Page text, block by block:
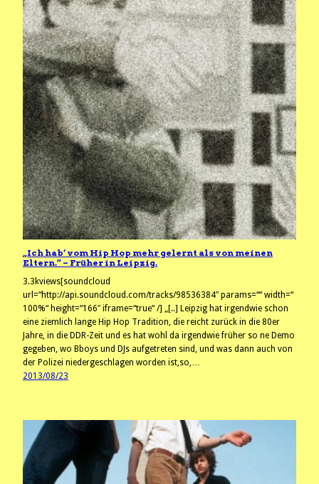
„Ich hab‘ vom Hip Hop mehr gelernt als von meinen
Eltern.“ – Früher in Leipzig.
3.3kviews[soundcloud
url=“http://api.soundcloud.com/tracks/98536384″ params=““ width=“
100%“ height=“166″ iframe=“true“ /] „[..] Leipzig hat irgendwie schon
eine ziemlich lange Hip Hop Tradition, die reicht zurück in die 80er
Jahre, in die DDR-Zeit und es hat wohl da irgendwie früher so ne Demo
gegeben, wo Bboys und DJs aufgetreten sind, und was dann auch von
der Polizei niedergeschlagen worden ist,so,…
2013/08/23